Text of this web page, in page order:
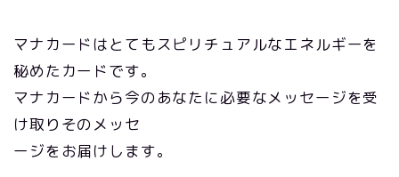
マナカードはとてもスピリチュアルなエネルギーを
秘めたカードです。
マナカードから今のあなたに必要なメッセージを受
け取りそのメッセ
ージをお届けします。